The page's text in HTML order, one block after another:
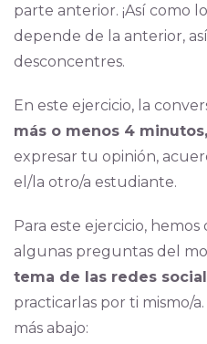
parte anterior. ¡Así como
depende de la anterior,
desconcentres.
En este ejercicio, la
más o menos 4 minutos,
expresar tu opinión,
el/la otro/a estudiante.
Para este ejercicio,
algunas preguntas del
tema de las redes
practicarlas por ti mismo/
más abajo: